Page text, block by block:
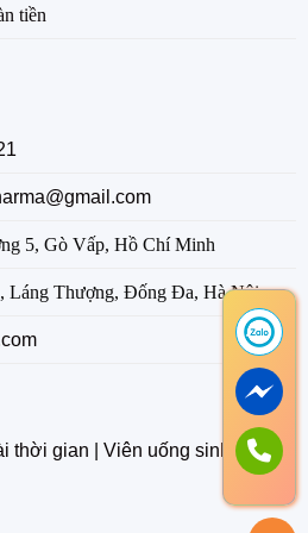
tiền
5, Gò Vấp, Hồ Chí Minh
Láng Thượng, Đống Đa, Hà Nội
thời gian
Viên uống sinh lý nam